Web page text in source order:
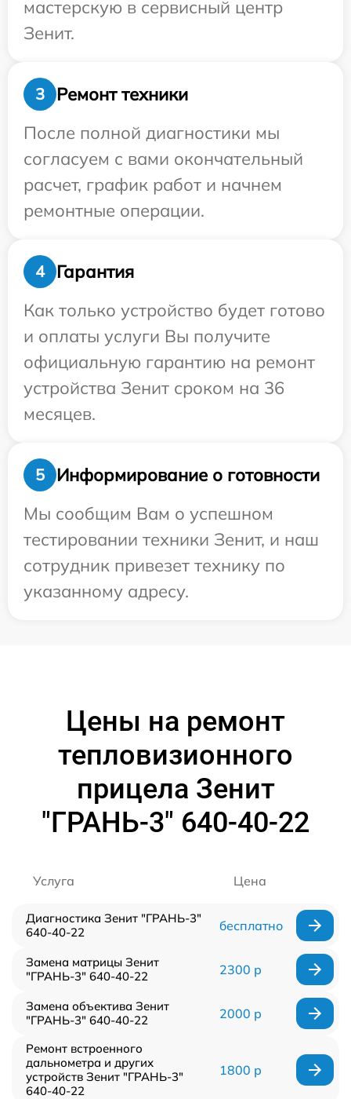
мастерскую в сервисный центр
Зенит.
3
Ремонт техники
После полной диагностики мы
согласуем с вами окончательный
расчет, график работ и начнем
ремонтные операции.
4
Гарантия
Как только устройство будет готово
и оплаты услуги Вы получите
официальную гарантию на ремонт
устройства Зенит сроком на 36
месяцев.
5
Информирование о готовности
Мы сообщим Вам о успешном
тестировании техники Зенит, и наш
сотрудник привезет технику по
указанному адресу.
Цены на ремонт
тепловизионного
прицела Зенит
"ГРАНЬ-3" 640-40-22
Услуга Цена
Диагностика Зенит "ГРАНЬ-3"
640-40-22
бесплатно
Замена матрицы Зенит
"ГРАНЬ-3" 640-40-22
2300 р
Замена объектива Зенит
"ГРАНЬ-3" 640-40-22
2000 р
Ремонт встроенного
дальнометра и других
устройств Зенит "ГРАНЬ-3"
640-40-22
1800 р